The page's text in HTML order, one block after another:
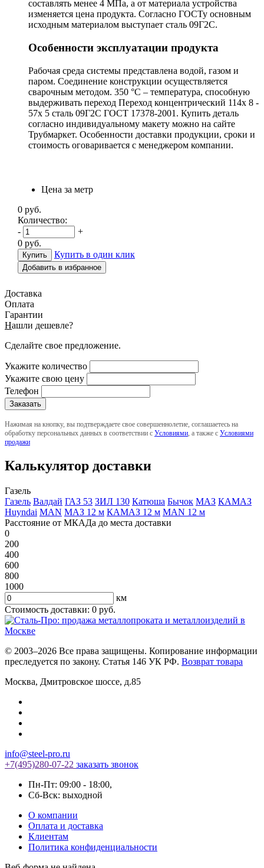
составлять менее 4 МПа, а от материала устройства
изменяется цена продукта. Согласно ГОСТу основным
исходным материалом выступает сталь 09Г2С.
Особенности эксплуатации продукта
Рабочая среда системы представлена водой, газом и
паром. Соединение конструкции осуществляется
сварочным методом. 350 °С – температура, способную
выдерживать переход Переход концентрический 114х 8 -
57х 5 сталь 09Г2С ГОСТ 17378-2001. Купить деталь
согласно индивидуальному макету можно на сайте
Трубмаркет. Особенности доставки продукции, сроки и
стоимость оговаривается с менеджером компании.
Цена за метр
0 руб.
Количество:
-
+
0 руб.
Купить в один клик
Добавить в избранное
Доставка
Оплата
Гарантии
Нашли дешевле?
Сделайте свое предложение.
Укажите количество
Укажите свою цену
Телефон
Нажимая на кнопку, вы подтверждаете свое совершеннолетие, соглашаетесь на
обработку персональных данных в соответствии с Условиями , а также с Условиями
продажи
Калькулятор доставки
Газель
Газель Валдай ГАЗ 53 ЗИЛ 130 Катюша Бычок МАЗ КАМАЗ
Huyndai MAN МАЗ 12 м КАМАЗ 12 м MAN 12 м
Расстояние от МКАДа до места доставки
0
200
400
600
800
1000
км
Стоимость доставки: 0 руб.
© 2003–2026 Все права защищены. Копирование информации
преследуется по закону. Статья 146 УК РФ. Возврат товара
Москва, Дмитровское шоссе, д.85
info@steel-pro.ru
+7(495)280-07-22 заказать звонок
Пн-Пт: 09:00 - 18:00,
Cб-Вск: выходной
О компании
Оплата и доставка
Клиентам
Политика конфиденциальности